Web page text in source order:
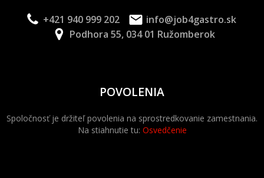
+421 940 999 202
info@job4gastro.sk
Podhora 55, 034 01 Ružomberok
POVOLENIA
Spoločnosť je držiteľ povolenia na sprostredkovanie zamestnania.
Na stiahnutie tu: Osvedčenie